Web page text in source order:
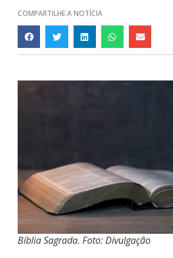
COMPARTILHE A NOTÍCIA
Bíblia Sagrada. Foto: Divulgação